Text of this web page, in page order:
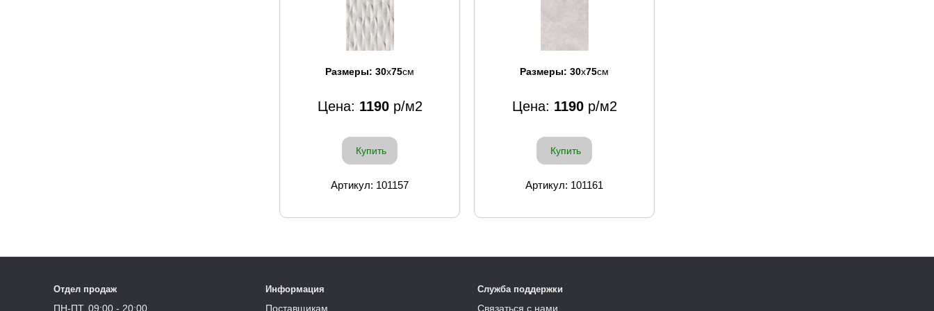
Размеры: 30x75см
Цена: 1190р/м2
Купить
Артикул: 101157
Размеры: 30x75см
Цена: 1190р/м2
Купить
Артикул: 101161
Отдел продаж
ПН-ПТ, 09:00 - 20:00
Информация
Поставщикам
Служба поддержки
Связаться с нами